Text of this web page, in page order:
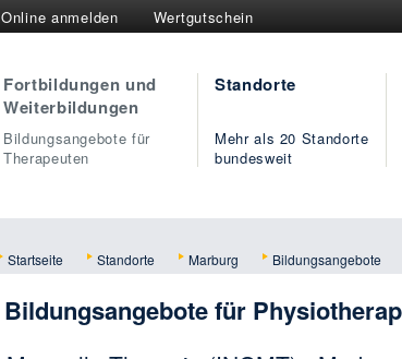
Online anmelden Wertgutschein
Fortbildungen und
Weiterbildungen
Bildungsangebote für
Therapeuten
Standorte
Mehr als 20 Standorte
bundesweit
Startseite Standorte Marburg Bildungsangebote
Bildungsangebote für